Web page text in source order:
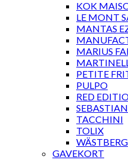
KOK
LE MONT
MANTAS
MARIUS
PETITE
PULPO
RED
TACCHINI
TOLIX
WÄSTBERG
GAVEKORT